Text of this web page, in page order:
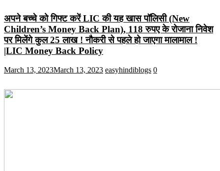
अपने बच्चे को गिफ्ट करें LIC की यह खास पॉलिसी (New
Children’s Money Back Plan), 118 रुपए के रोजाना निवेश
पर मिलेंगे कुल 25 लाख ! नौकरी से पहले हो जाएगा मालामाल !
|LIC Money Back Policy
March 13, 2023March 13, 2023 easyhindiblogs 0